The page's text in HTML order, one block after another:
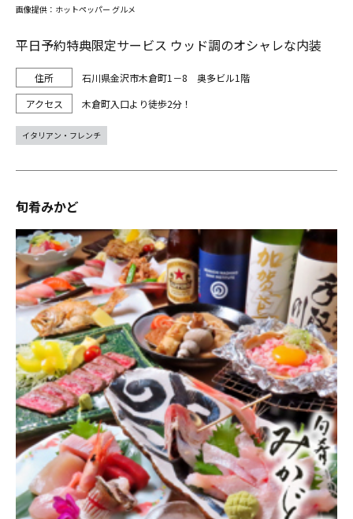
平日予約特典限定サービス ウッド調のオシャレな内装
石川県金沢市木倉町1－8 奥多ビル1階
木倉町入口より徒歩2分！
画像提供：ホットペッパー グルメ
イタリアン・フレンチ
旬肴みかど